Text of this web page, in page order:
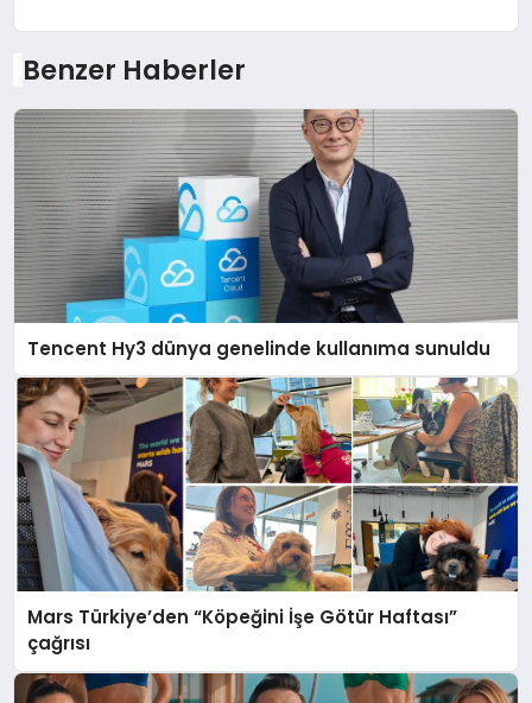
Benzer Haberler
Tencent Hy3 dünya genelinde kullanıma sunuldu
Mars Türkiye’den “Köpeğini İşe Götür Haftası”
çağrısı